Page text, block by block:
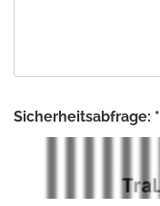
Sicherheitsabfrage: *